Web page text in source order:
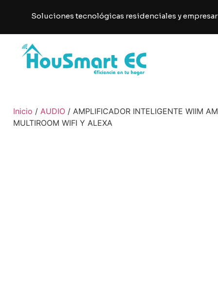
Soluciones tecnológicas residenciales y
Inicio / AUDIO/ AMPLIFICADOR INTELIGENTE WIIM
MULTIROOM WIFI Y ALEXA